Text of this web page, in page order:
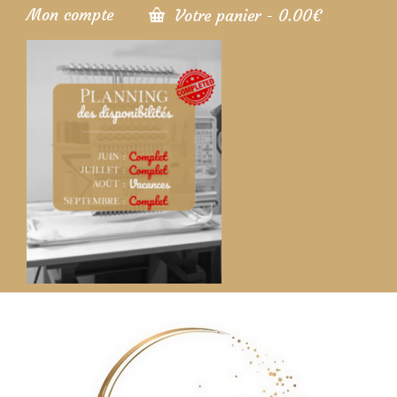
Mon compte Votre panier - 0.00€